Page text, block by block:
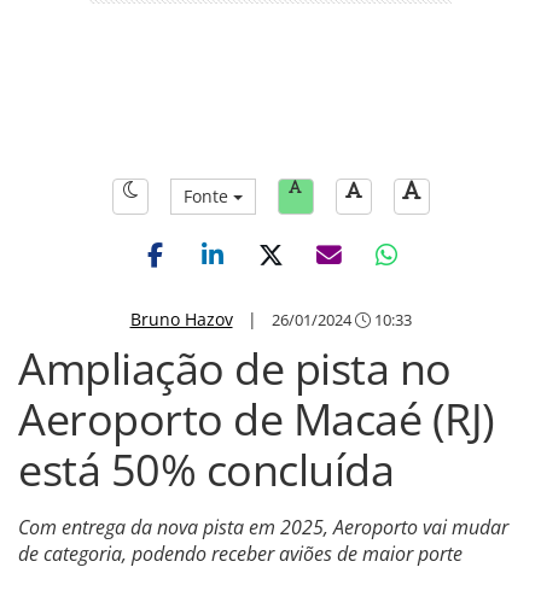
Fonte
Bruno Hazov| 26/01/2024 10:33
Ampliação de pista no
Aeroporto de Macaé (RJ)
está 50% concluída
Com entrega da nova pista em 2025, Aeroporto vai mudar
de categoria, podendo receber aviões de maior porte